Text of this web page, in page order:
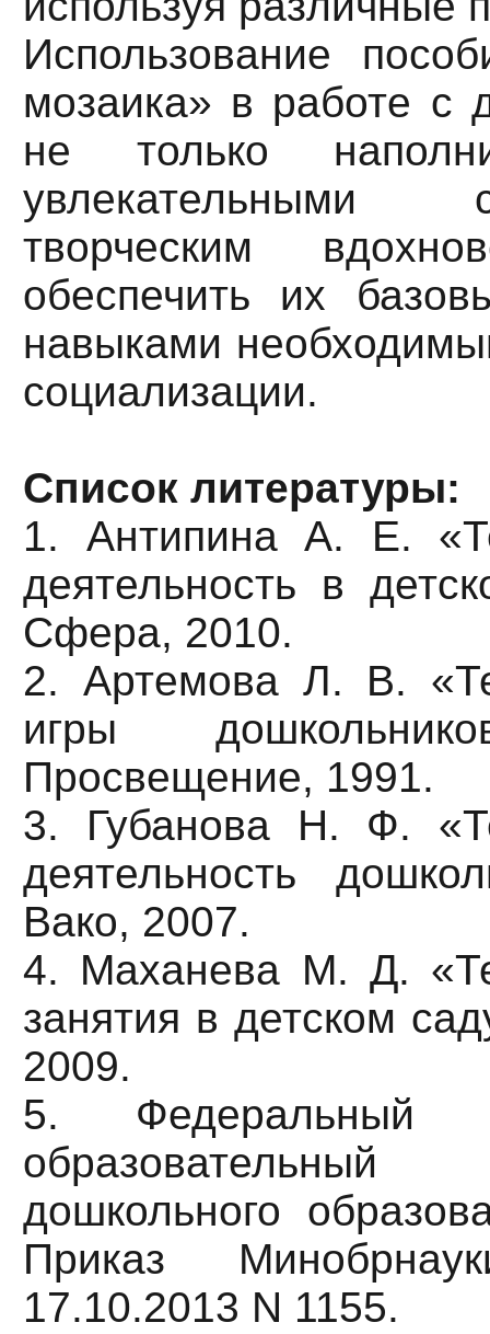
Использование
мозаика» в работе с
не только
творческим
обеспечить их
навыками
социализации.
Список литературы:
1. Антипина А. Е.
деятельность в
Сфера, 2010.
2. Артемова Л. В.
игры
Просвещение, 1991.
3. Губанова Н. Ф.
деятельность
Вако, 2007.
4. Маханева М. Д.
занятия в детском
2009.
5. Федеральный
дошкольного
Приказ
17.10.2013 N 1155.